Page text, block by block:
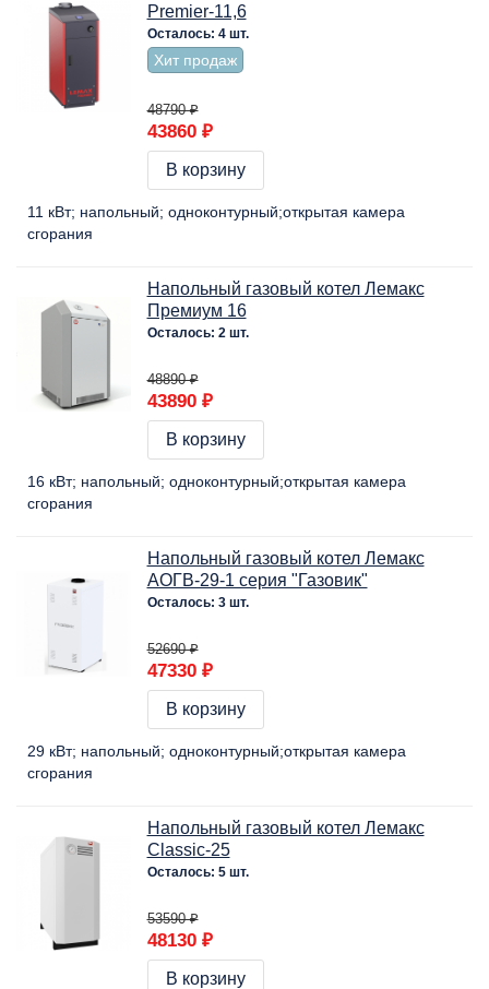
Premier-11,6
Осталось: 4 шт.
Хит продаж
48790 ₽
43860 ₽
В корзину
11 кВт напольный одноконтурный открытая камера
сгорания
Напольный газовый котел Лемакс
Премиум 16
Осталось: 2 шт.
48890 ₽
43890 ₽
В корзину
16 кВт напольный одноконтурный открытая камера
сгорания
Напольный газовый котел Лемакс
АОГВ-29-1 серия "Газовик"
Осталось: 3 шт.
52690 ₽
47330 ₽
В корзину
29 кВт напольный одноконтурный открытая камера
сгорания
Напольный газовый котел Лемакс
Classic-25
Осталось: 5 шт.
53590 ₽
48130 ₽
В корзину